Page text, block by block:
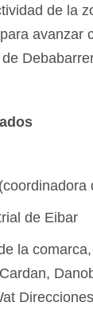
de la
avanzar
de Eibar
la